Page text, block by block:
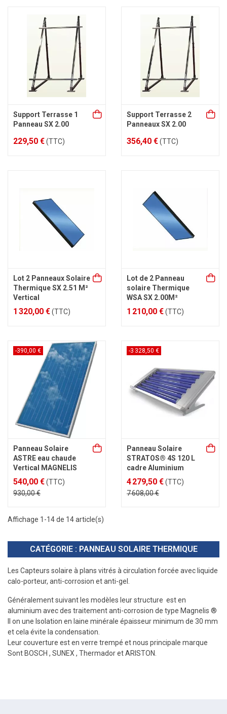
Support Terrasse 1
Panneau SX 2.00
229,50 €(TTC)
Support Terrasse 2
Panneaux SX 2.00
356,40 €(TTC)
Lot 2 Panneaux Solaire
Thermique SX 2.51 M²
Vertical
1 320,00 €(TTC)
Lot de 2 Panneau
solaire Thermique
WSA SX 2.00M²
1 210,00 €(TTC)
-390,00 €
Panneau Solaire
ASTRE eau chaude
Vertical MAGNELIS
540,00 €(TTC)
930,00 €
-3 328,50 €
Panneau Solaire
STRATOS® 4S 120 L
cadre Aluminium
4 279,50 €(TTC)
7 608,00 €
Affichage 1-14 de 14 article(s)
CATÉGORIE : PANNEAU SOLAIRE THERMIQUE
Les Capteurs solaire à plans vitrés à circulation forcée avec liquide
calo-porteur, anti-corrosion et anti-gel.
Généralement suivant les modèles leur structure est en
aluminium avec des traitement anti-corrosion de type Magnelis ®
Il on une Isolation en laine minérale épaisseur minimum de 30 mm
et cela évite la condensation.
Leur couverture est en verre trempé et nous principale marque
Sont BOSCH , SUNEX , Thermador et ARISTON.